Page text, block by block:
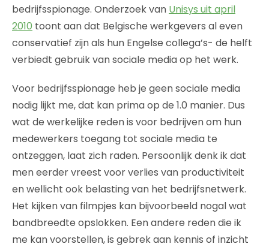
bedrijfsspionage. Onderzoek van Unisys uit april
2010 toont aan dat Belgische werkgevers al even
conservatief zijn als hun Engelse collega’s- de helft
verbiedt gebruik van sociale media op het werk.
Voor bedrijfsspionage heb je geen sociale media
nodig lijkt me, dat kan prima op de 1.0 manier. Dus
wat de werkelijke reden is voor bedrijven om hun
medewerkers toegang tot sociale media te
ontzeggen, laat zich raden. Persoonlijk denk ik dat
men eerder vreest voor verlies van productiviteit
en wellicht ook belasting van het bedrijfsnetwerk.
Het kijken van filmpjes kan bijvoorbeeld nogal wat
bandbreedte opslokken. Een andere reden die ik
me kan voorstellen, is gebrek aan kennis of inzicht